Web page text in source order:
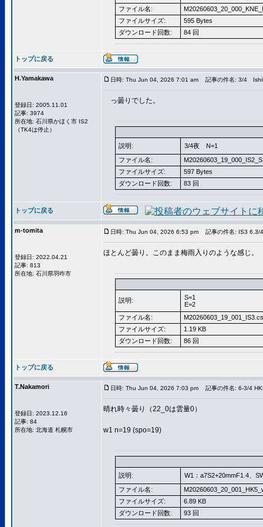
ファイル名:
ファイルサイズ:
595 Bytes
ダウンロード回数:
84 回
トップに戻る
H.Yamakawa
登録日: 2005.11.01
記事: 3974
所在地: 石川県かほく市 IS2
（TK4は停止）
日時: Thu Jun 04, 2026 7:01 am 記事の件名: 3/4
っ曇りでした。
説明:
3/4夜 N=1
ファイル名:
ファイルサイズ:
597 Bytes
ダウンロード回数:
83 回
トップに戻る
m-tomita
登録日: 2022.04.21
記事: 813
所在地: 石川県羽咋市
日時: Thu Jun 04, 2026 6:53 pm 記事の件名: IS3 6.3/4
ほとんど曇り。このまま梅雨入りのような感じ。
説明:
S=1
E=2
ファイル名:
ファイルサイズ:
1.19 KB
ダウンロード回数:
86 回
トップに戻る
T.Nakamori
登録日: 2023.12.16
記事: 84
所在地: 北海道 札幌市
日時: Thu Jun 04, 2026 7:03 pm 記事の件名: 6-3/4
晴れ時々曇り（22_0は雲量0）
w1 n=19 (spo=19)
説明:
W1：a7S2+20mmF1.4、
ファイル名:
ファイルサイズ:
6.89 KB
ダウンロード回数:
93 回